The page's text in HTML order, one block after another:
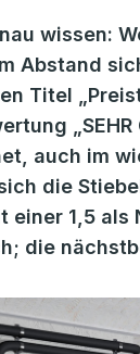
wissen:
Abstand
Titel
auch im
die
1,5
die